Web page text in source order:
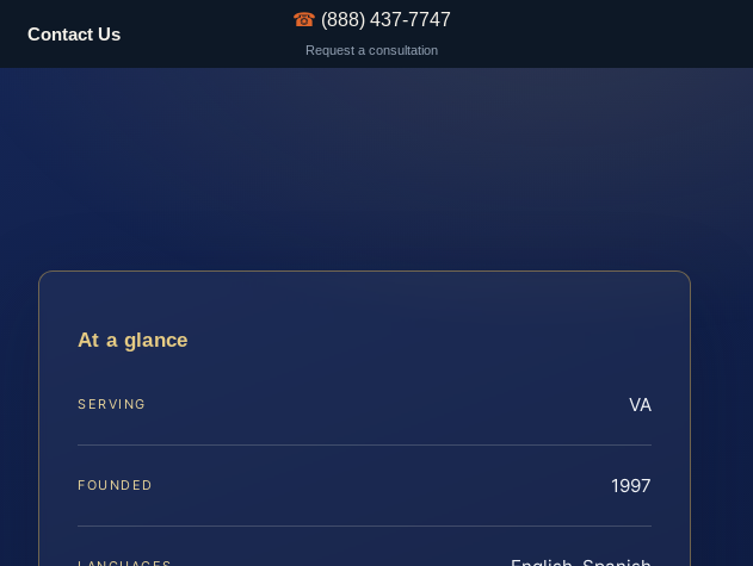
Contact Us
☎ (888) 437-7747
Request a consultation
At a glance
SERVING VA
FOUNDED 1997